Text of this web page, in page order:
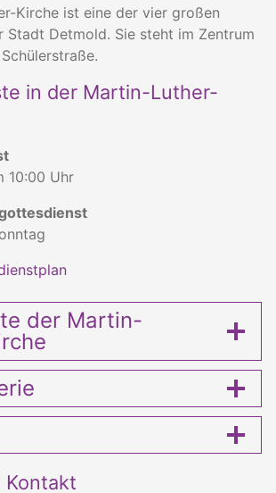
Kirche ist eine der vier großen
Stadt Detmold. Sie steht im Zentrum
in der Martin-Luther-
10:00 Uhr
der Martin-